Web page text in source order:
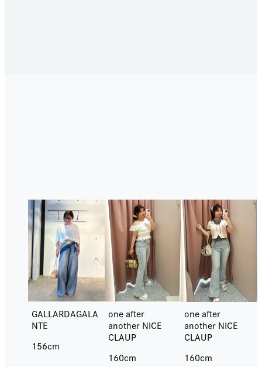
GALLARDAGALA
NTE
156cm
one after
another NICE
CLAUP
160cm
one after
another NICE
CLAUP
160cm